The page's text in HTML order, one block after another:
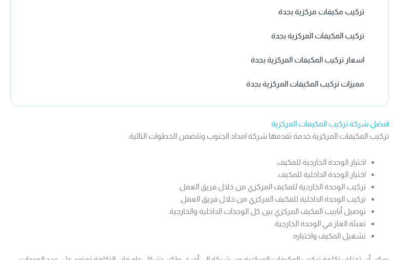
تركيب مكيفات مركزية بجدة
تركيب المكيفات المركزية بجدة
اسعار تركيب المكيفات المركزية بجدة
مميزات تركيب المكيفات المركزية بجدة
افضل شركة تركيب المكيفات المركزية
تركيب المكيفات المركزية خدمة تقدمها شركة امداد الجنوب وتتضمن الخطوات التالية:
اختيار الوحدة الخارجية للمكيف.
اختيار الوحدة الداخلية للمكيف.
تركيب الوحدة الخارجية للمكيف المركزي من خلال فريق العمل.
تركيب الوحدة الداخلية للمكيف المركزي من خلال فريق العمل.
توصيل أنابيب المكيف المركزي بين كل الوحدات الداخلية والخارجية.
تعبئة الغاز في الوحدة الخارجية.
تشغيل المكيف واختباره.